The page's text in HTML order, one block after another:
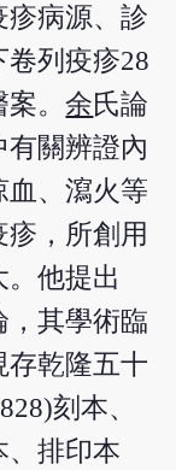
疹病源、診
列疫疹28
案。余氏論
關辨證內
血、瀉火等
，所創用
他提出
，其學術臨
存乾隆五十
刻本、
、排印本